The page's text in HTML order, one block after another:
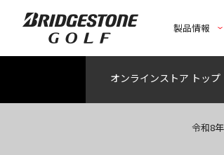
製品情報
オンラインストア トップ
令和8